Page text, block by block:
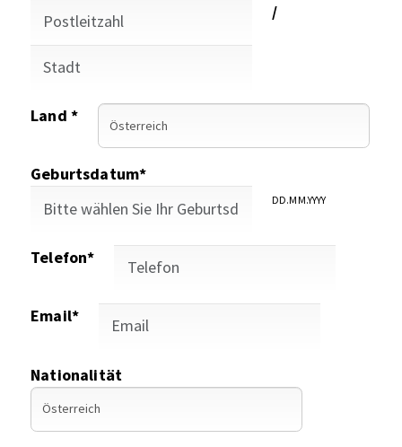
/
Land *
Geburtsdatum*
DD.MM.YYYY
Telefon*
Email*
Nationalität